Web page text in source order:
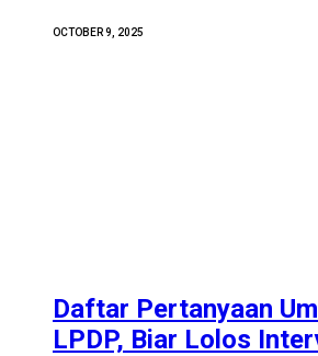
OCTOBER 9, 2025
Daftar Pertanyaan
LPDP, Biar Lolos